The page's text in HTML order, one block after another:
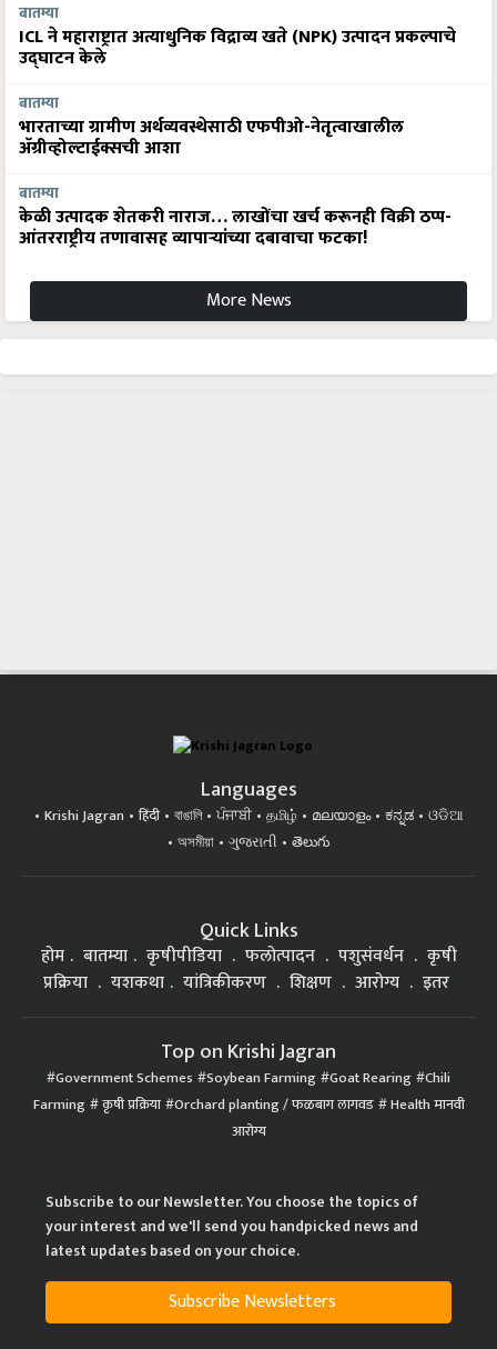
बातम्या
ICL ने महाराष्ट्रात अत्याधुनिक विद्राव्य खते (NPK) उत्पादन प्रकल्पाचे
उद्घाटन केले
बातम्या
भारताच्या ग्रामीण अर्थव्यवस्थेसाठी एफपीओ-नेतृत्वाखालील
अ‍ॅग्रीव्होल्टाईक्सची आशा
बातम्या
केळी उत्पादक शेतकरी नाराज… लाखोंचा खर्च करूनही विक्री ठप्प-
आंतरराष्ट्रीय तणावासह व्यापाऱ्यांच्या दबावाचा फटका!
More News
Languages
Krishi Jagran हिंदी বাঙালি ਪੰਜਾਬੀ தமிழ் മലയാളം ಕನ್ನಡ
ଓଡିଆ
অসমীয়া
ગુજરાતી తెలుగు
Quick Links
होम बातम्या कृषीपीडिया फलोत्पादन पशुसंवर्धन
कृषी
प्रक्रिया
यशकथा यांत्रिकीकरण शिक्षण आरोग्य इतर
Top on Krishi Jagran
Government Schemes Soybean Farming Goat Rearing Chili
Farming कृषी प्रक्रिया Orchard planting / फळबाग लागवड Health मानवी
आरोग्य
Subscribe to our Newsletter. You choose the topics of
your interest and we'll send you handpicked news and
latest updates based on your choice.
Subscribe Newsletters